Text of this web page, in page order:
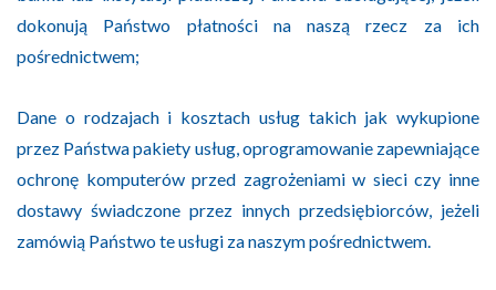
dokonują Państwo płatności na naszą rzecz za ich
pośrednictwem;
Dane o rodzajach i kosztach usług takich jak wykupione
przez Państwa pakiety usług, oprogramowanie zapewniające
ochronę komputerów przed zagrożeniami w sieci czy inne
dostawy świadczone przez innych przedsiębiorców, jeżeli
zamówią Państwo te usługi za naszym pośrednictwem.